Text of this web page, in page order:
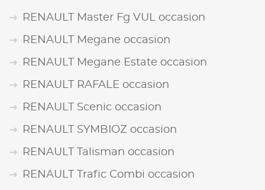
RENAULT Master Fg VUL occasion
RENAULT Megane occasion
RENAULT Megane Estate occasion
RENAULT RAFALE occasion
RENAULT Scenic occasion
RENAULT SYMBIOZ occasion
RENAULT Talisman occasion
RENAULT Trafic Combi occasion